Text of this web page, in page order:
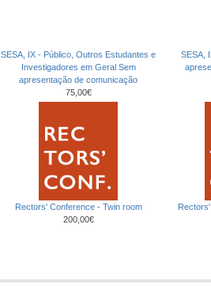
SESA, IX - Público, Outros Estudantes e
Investigadores em Geral Sem
apresentação de comunicação
75,00€
SESA,
Rectors' Conference - Twin room
200,00€